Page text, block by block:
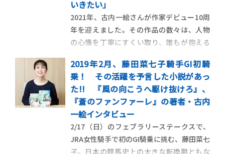
いきたい」
2021年、古内一絵さんが作家デビュー10周
年を迎えました。その作品の数々は、人物
の心情を丁寧にすくい取り、誰もが抱える
読後には爽快感と感動を運んでくれます。作
家生活の今までとこれから、そして、待望
の映像化作品のニュースもお届けします。 ――
作家生活10周年、お […]
2019年2月、藤田菜七子騎手GI初騎
乗！ その活躍を予言した小説があっ
た!! 『風の向こうへ駆け抜けろ』、
『蒼のファンファーレ』の著者・古内
一絵インタビュー
2/17（日）のフェブラリーステークスで、
JRA女性騎手で初のGI騎乗に挑む、藤田菜七
子。日本の競馬史上の大きな転換期ともな